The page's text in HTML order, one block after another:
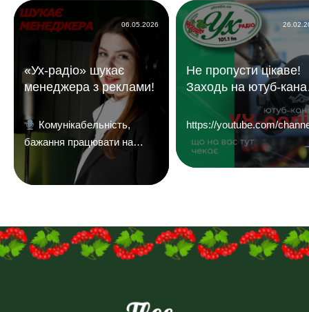
«Ух-радіо» шукає
менеджера з реклами!
Комунікабельність,
бажання працювати на
результат і досвід у
продажах — плюс.
пошту:uhreklama1@gmail.com
06.05.2026
Не пропусти цікаве!
Заходь на ютуб-
«УХ Радіо 101,1 фм»
https://youtube.com/